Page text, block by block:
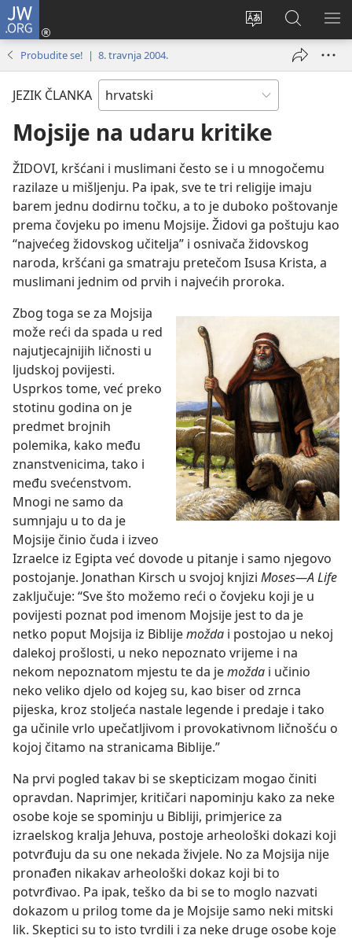
JW.ORG
Promijeni
Prijava
(otvara
prozor)
JW.ORG
|
Pretraga
Probudite se! | 8. travnja 2004.
JEZIK ČLANKA
Mojsije na udaru kritike
ŽIDOVI, kršćani i muslimani često se i u mnogočemu
razilaze u mišljenju. Pa ipak, sve te tri religije imaju
barem jednu dodirnu točku, a to je duboko poštovanje
prema čovjeku po imenu Mojsije. Židovi ga poštuju kao
“najvećeg židovskog učitelja” i osnivača židovskog
naroda, kršćani ga smatraju pretečom Isusa Krista, a
muslimani jednim od prvih i najvećih proroka.
Zbog toga se za Mojsija
može reći da spada u red
najutjecajnijih ličnosti u
ljudskoj povijesti.
Usprkos tome, već preko
stotinu godina on je
predmet brojnih
polemika, kako među
znanstvenicima, tako i
među svećenstvom.
Mnogi ne samo da
sumnjaju u to da je
Mojsije činio čuda i izveo
Izraelce iz Egipta već dovode u pitanje i samo njegovo
postojanje. Jonathan Kirsch u svojoj knjizi Moses—A Life
zaključuje: “Sve što možemo reći o čovjeku koji je u
povijesti poznat pod imenom Mojsije jest to da je
netko poput Mojsija iz Biblijemožda i postojao u nekoj
dalekoj prošlosti, u neko nepoznato vrijeme i na
nekom nepoznatom mjestu te da jemožda i učinio
neko veliko djelo od kojeg su, kao biser od zrnca
pijeska, kroz stoljeća nastale legende i predaje i tako
ga učinile vrlo upečatljivom i provokativnom ličnošću o
kojoj čitamo na stranicama Biblije.”
Na prvi pogled takav bi se skepticizam mogao činiti
opravdan. Naprimjer, kritičari napominju kako za neke
osobe koje se spominju u Bibliji, primjerice za
izraelskog kralja Jehuva, postoje arheološki dokazi koji
potvrđuju da su one nekada živjele. No za Mojsija nije
pronađen nikakav arheološki dokaz koji bi to
potvrđivao. Pa ipak, teško da bi se to moglo nazvati
dokazom u prilog tome da je Mojsije samo neki mitski
lik. Skeptici su to isto tvrdili i za neke druge osobe koje